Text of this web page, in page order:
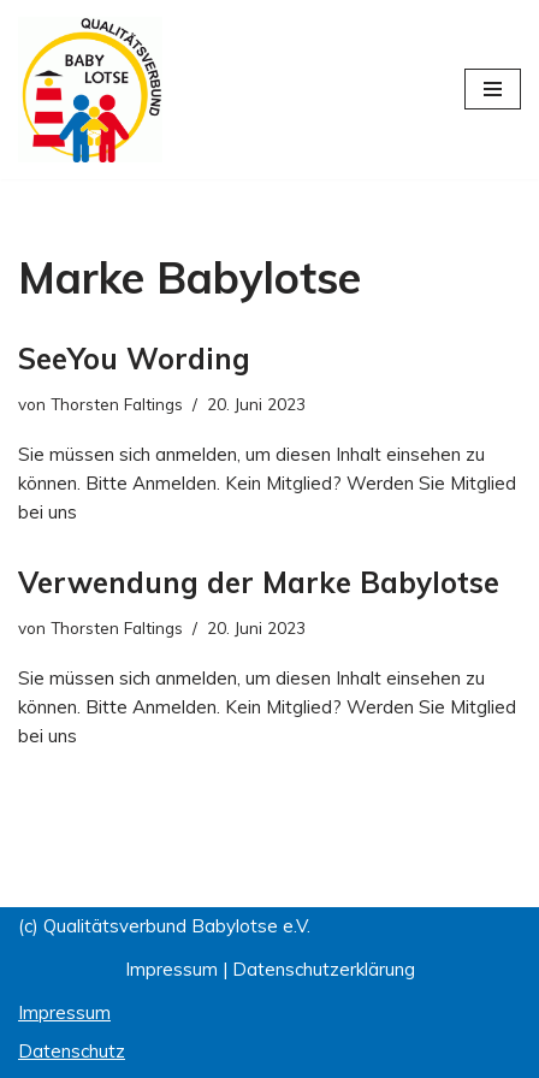
Zum
Inhalt
springen
Marke Babylotse
SeeYou Wording
von Thorsten Faltings 20. Juni 2023
Sie müssen sich anmelden, um diesen Inhalt einsehen zu
können. Bitte Anmelden. Kein Mitglied? Werden Sie Mitglied
bei uns
Verwendung der Marke Babylotse
von Thorsten Faltings 20. Juni 2023
Sie müssen sich anmelden, um diesen Inhalt einsehen zu
können. Bitte Anmelden. Kein Mitglied? Werden Sie Mitglied
bei uns
(c) Qualitätsverbund Babylotse e.V.
Impressum | Datenschutzerklärung
Impressum
Datenschutz